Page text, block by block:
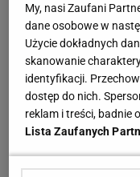
MATERIAŁ
Nocna
Takiego
My, nasi Zaufani
dane osobowe w
Użycie dokładnych
skanowanie
identyfikacji.
dostęp do nich.
reklam i treści, badnie
Lista Zaufanych